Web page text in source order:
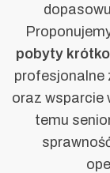
pobyty
profesjonalne
oraz wsparcie
temu